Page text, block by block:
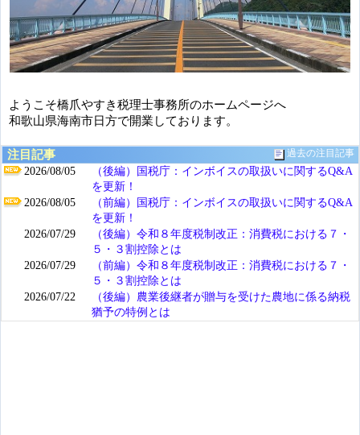
ようこそ橋爪やすき税理士事務所のホームページへ
和歌山県海南市日方で開業しております。
注目記事 過去の注目記事
2026/08/05
（後編）国税庁：インボイスの取扱いに関するQ&A
を更新！
2026/08/05
（前編）国税庁：インボイスの取扱いに関するQ&A
を更新！
2026/07/29
（後編）令和８年度税制改正：消費税における７・
５・３割控除とは
2026/07/29
（前編）令和８年度税制改正：消費税における７・
５・３割控除とは
2026/07/22
（後編）農業後継者が贈与を受けた農地に係る納税
猶予の特例とは